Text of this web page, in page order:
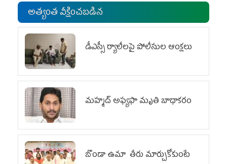
అత్యంత వీక్షించబడిన
డీఎస్సీ ర్యాలీలపై పోలీసుల ఆంక్షలు
మహ్మద్‌ అఫ్యఫా మృతి బాధాకరం
బొండా ఉమా తీరు మార్చుకోకుంటే